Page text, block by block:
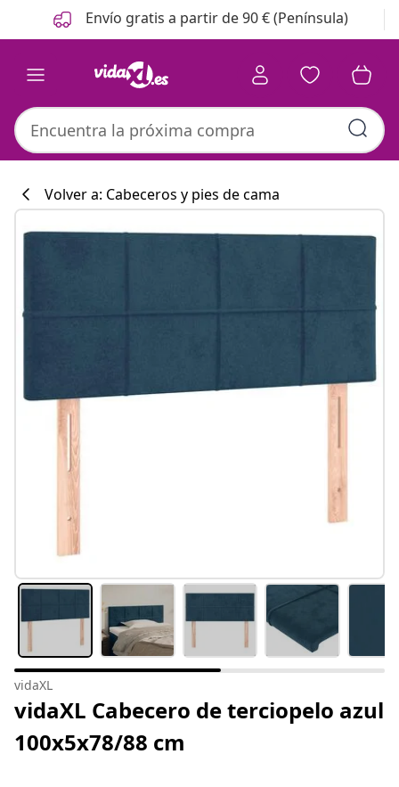
Anterior
Siguiente Envío gratis a partir de 90 € (Península)
Colección de
Volver a: Cabeceros y pies de cama
vidaXL
vidaXL Cabecero de terciopelo azul
100x5x78/88 cm